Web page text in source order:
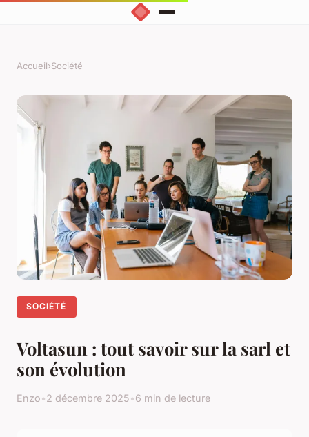
Accueil›Société
SOCIÉTÉ
Voltasun : tout savoir sur la sarl et
son évolution
Enzo•2 décembre 2025•6 min de lecture